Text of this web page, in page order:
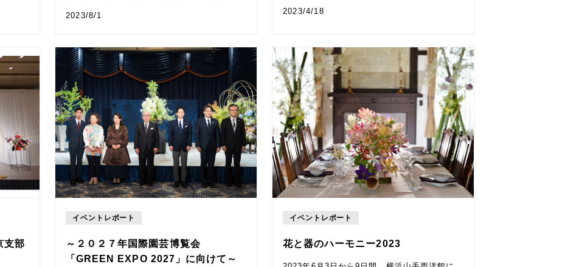
2023/8/1 2023/4/18
支部
イベントレポート
～２０２７年国際園芸博覧会
「GREEN EXPO 2027」に向けて～
イベントレポート
花と器のハーモニー2023